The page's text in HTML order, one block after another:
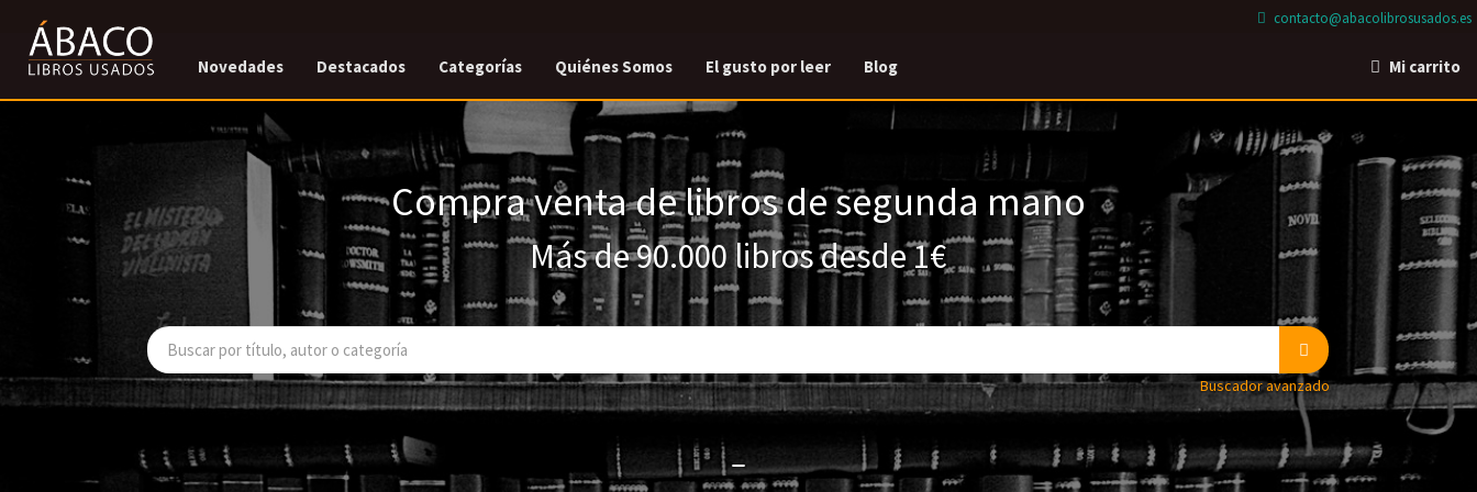
contacto@abacolibrosusados.es
Novedades Destacados Categorías Quiénes Somos El gusto por leer Blog Mi carrito
Compra venta de libros de segunda mano
Más de 90.000 libros desde 1€
Buscador avanzado